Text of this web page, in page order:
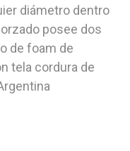
diámetro dentro
posee dos
de foam de
tela cordura de